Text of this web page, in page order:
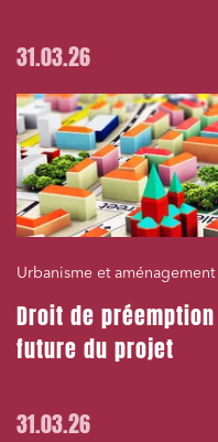
31.03.26
Urbanisme et aménagement
Droit de
future du projet
31.03.26